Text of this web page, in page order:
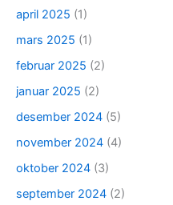
april 2025 (1)
mars 2025 (1)
februar 2025 (2)
januar 2025 (2)
desember 2024 (5)
november 2024 (4)
oktober 2024 (3)
september 2024 (2)